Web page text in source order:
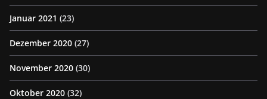
Januar 2021 (23)
Dezember 2020 (27)
November 2020 (30)
Oktober 2020 (32)